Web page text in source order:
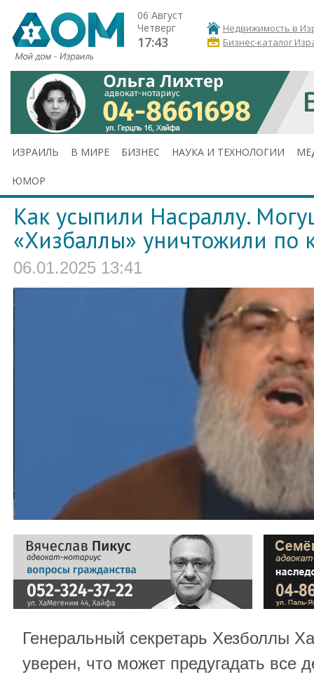
06 Август
Четверг
17:43
Недвижимость в
Бизнес-каталог
ИЗРАИЛЬ В МИРЕ БИЗНЕС НАУКА И ТЕХНОЛОГИИ
ЮМОР
Как усыпили Насраллу.
«Хизбаллы» уничтожили по
06.01.2025 13:41
Генеральный секретарь Хезболлы
уверен, что может предугадать все